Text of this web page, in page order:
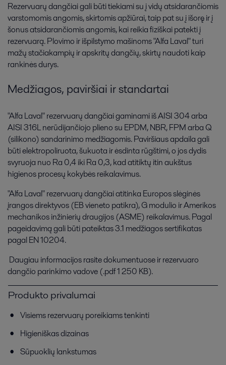
Rezervuarų dangčiai gali būti tiekiami su į vidų atsidarančiomis
varstomomis angomis, skirtomis apžiūrai, taip pat su į išorę ir į
šonus atsidarančiomis angomis, kai reikia fiziškai patekti į
rezervuarą. Plovimo ir išpilstymo mašinoms "Alfa Laval" turi
mažų stačiakampių ir apskritų dangčių, skirtų naudoti kaip
rankinės durys.
Medžiagos, paviršiai ir standartai
"Alfa Laval" rezervuarų dangčiai gaminami iš AISI 304 arba
AISI 316L nerūdijančiojo plieno su EPDM, NBR, FPM arba Q
(silikono) sandarinimo medžiagomis. Paviršiaus apdaila gali
būti elektropoliruota, šukuota ir ėsdinta rūgštimi, o jos dydis
svyruoja nuo Ra 0,4 iki Ra 0,3, kad atitiktų itin aukštus
higienos procesų kokybės reikalavimus.
"Alfa Laval" rezervuarų dangčiai atitinka Europos slėginės
įrangos direktyvos (EB vieneto patikra), G modulio ir Amerikos
mechanikos inžinierių draugijos (ASME) reikalavimus. Pagal
pageidavimą gali būti pateiktas 3.1 medžiagos sertifikatas
pagal EN 10204.
Daugiau informacijos rasite dokumentuose ir rezervuaro
dangčio parinkimo vadove (.pdf 1 250 KB).
Produkto privalumai
Visiems rezervuarų poreikiams tenkinti
Higieniškas dizainas
Sūpuoklių lankstumas